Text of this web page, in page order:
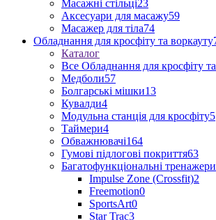
Масажні стільці23
Аксесуари для масажу59
Масажер для тіла74
Обладнання для кросфіту та воркауту
Каталог
Все Обладнання для кросфіту
Медболи57
Болгарські мішки13
Кувалди4
Модульна станція для кросфіту5
Таймери4
Обважнювачі164
Гумові підлогові покриття63
Багатофункціональні тренажери
Impulse Zone (Crossfit)2
Freemotion0
SportsArt0
Star Trac3